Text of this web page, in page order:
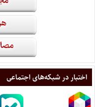
اختبار در شبکه‌های اجتماعی